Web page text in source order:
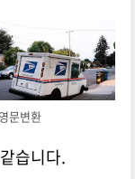
문변환
습니다.